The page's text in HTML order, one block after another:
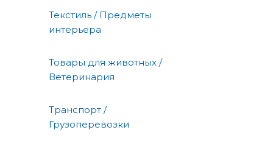
Текстиль / Предметы
интерьера
Товары для животных /
Ветеринария
Транспорт /
Грузоперевозки